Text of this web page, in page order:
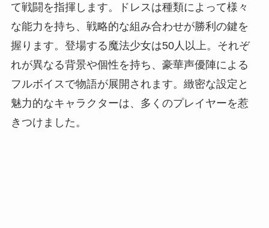
て戦闘を指揮します。ドレスは種類によって様々
な能力を持ち、戦略的な組み合わせが勝利の鍵を
握ります。登場する魔法少女は50人以上。それぞ
れが異なる背景や個性を持ち、豪華声優陣による
フルボイスで物語が展開されます。緻密な設定と
魅力的なキャラクターは、多くのプレイヤーを惹
きつけました。